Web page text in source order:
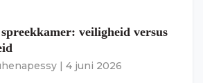
spreekkamer: veiligheid versus
4 juni 2026